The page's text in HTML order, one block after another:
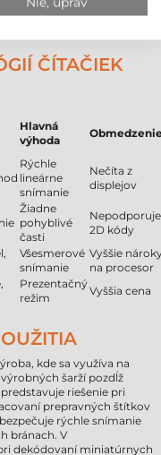
ČÍTAČIEK
Hlavná
výhoda
Rýchle
lineárne
snímanie
Nečíta z
displejov
Žiadne
pohyblivé
časti
Nepodporuje
2D kódy
Všesmerové
snímanie
Vyššie
na procesor
Prezentačný
režim
Vyššia cena
kde sa využíva na
šarží pozdĺž
riešenie pri
prepravných štítkov
rýchle snímanie
bránach. V
dekódovaní miniatúrnych